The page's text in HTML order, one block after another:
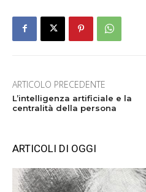
ARTICOLO PRECEDENTE
L’intelligenza artificiale e la
centralità della persona
ARTICOLI DI OGGI